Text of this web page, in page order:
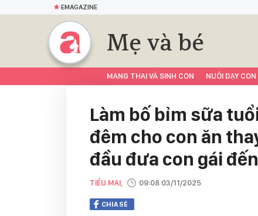
EMAGAZINE
Mẹ và bé
MANG THAI VÀ SINH CON NUÔI DẠY CON
Làm bố bỉm sữa
đêm cho con ăn
đầu đưa con gái
TIỂU MAI, 09:08 03/11/2025
CHIA SẺ